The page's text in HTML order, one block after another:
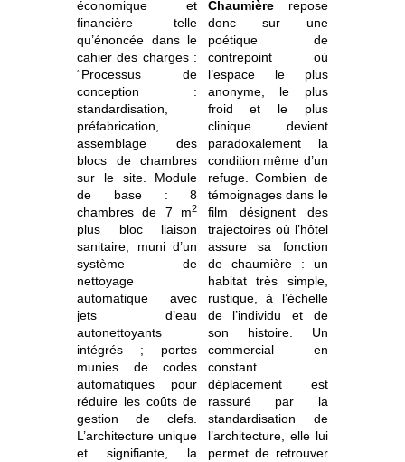
économique et
financière telle
qu’énoncée dans le
cahier des charges :
“Processus de
conception :
standardisation,
préfabrication,
assemblage des
blocs de chambres
sur le site. Module
de base : 8
chambres de 7 m2
plus bloc liaison
sanitaire, muni d’un
système de
nettoyage
automatique avec
jets d’eau
autonettoyants
intégrés ; portes
munies de codes
automatiques pour
réduire les coûts de
gestion de clefs.
L’architecture unique
et signifiante, la
Chaumière
repose
donc sur une
poétique de
contrepoint où
l’espace le plus
anonyme, le plus
froid et le plus
clinique devient
paradoxalement la
condition même d’un
refuge. Combien de
témoignages dans le
film désignent des
trajectoires où l’hôtel
assure sa fonction
de chaumière : un
habitat très simple,
rustique, à l’échelle
de l’individu et de
son histoire. Un
commercial en
constant
déplacement est
rassuré par la
standardisation de
l’architecture, elle lui
permet de retrouver